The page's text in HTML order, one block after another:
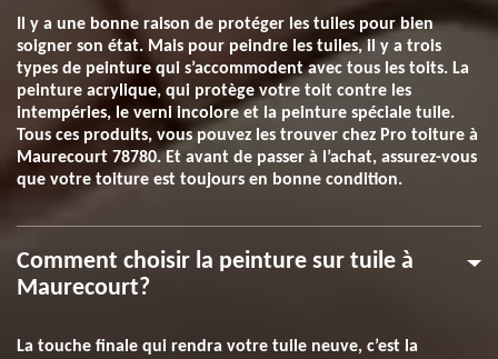
Il y a une bonne raison de protéger les tuiles pour bien
soigner son état. Mais pour peindre les tuiles, il y a trois
types de peinture qui s’accommodent avec tous les toits. La
peinture acrylique, qui protège votre toit contre les
intempéries, le verni incolore et la peinture spéciale tuile.
Tous ces produits, vous pouvez les trouver chez Pro toiture à
Maurecourt 78780. Et avant de passer à l’achat, assurez-vous
que votre toiture est toujours en bonne condition.
Comment choisir la peinture sur tuile à
Maurecourt?
La touche finale qui rendra votre tuile neuve, c’est la